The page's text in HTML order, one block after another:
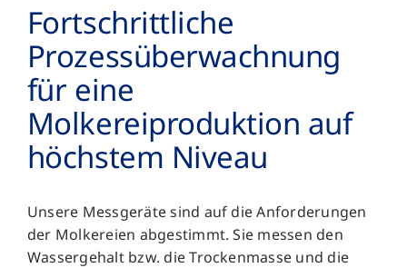
Fortschrittliche
Prozessüberwachnung
für eine
Molkereiproduktion auf
höchstem Niveau
Unsere Messgeräte sind auf die Anforderungen
der Molkereien abgestimmt. Sie messen den
Wassergehalt bzw. die Trockenmasse und die